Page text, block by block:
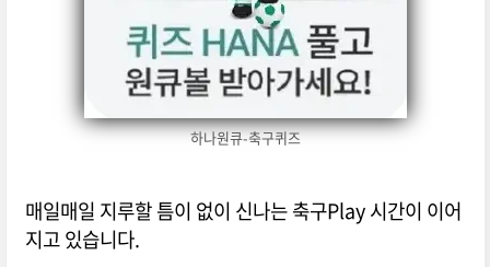
하나원큐-축구퀴즈
매일매일 지루할 틈이 없이 신나는 축구Play 시간이 이어
지고 있습니다.